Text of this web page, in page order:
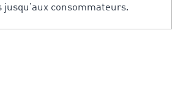
jusqu’aux consommateurs.